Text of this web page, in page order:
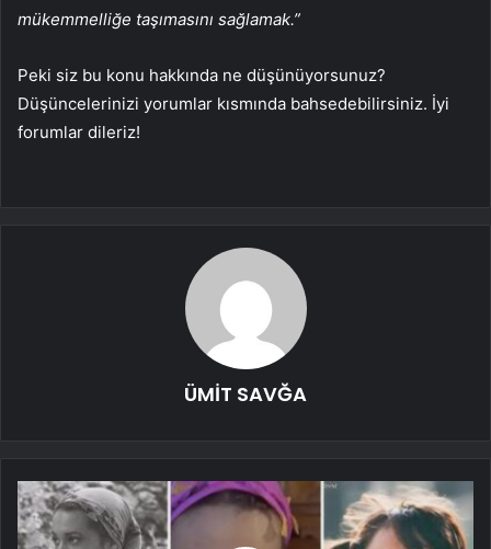
mükemmelliğe taşımasını sağlamak.”
Peki siz bu konu hakkında ne düşünüyorsunuz?
Düşüncelerinizi yorumlar kısmında bahsedebilirsiniz. İyi
forumlar dileriz!
ÜMİT SAVĞA